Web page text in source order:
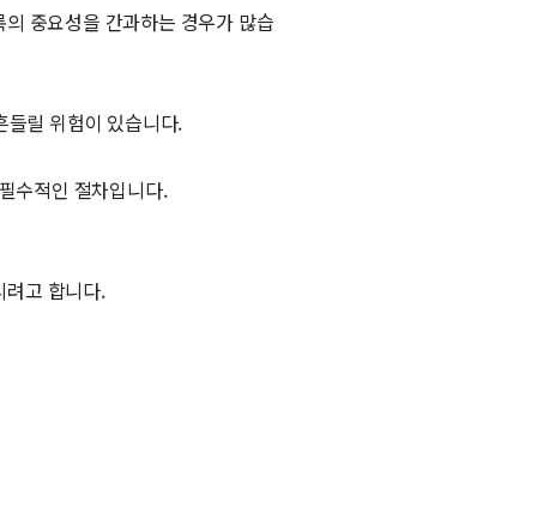
중요성을 간과하는 경우가 많습
들릴 위험이 있습니다.
수적인 절차입니다.
려고 합니다.